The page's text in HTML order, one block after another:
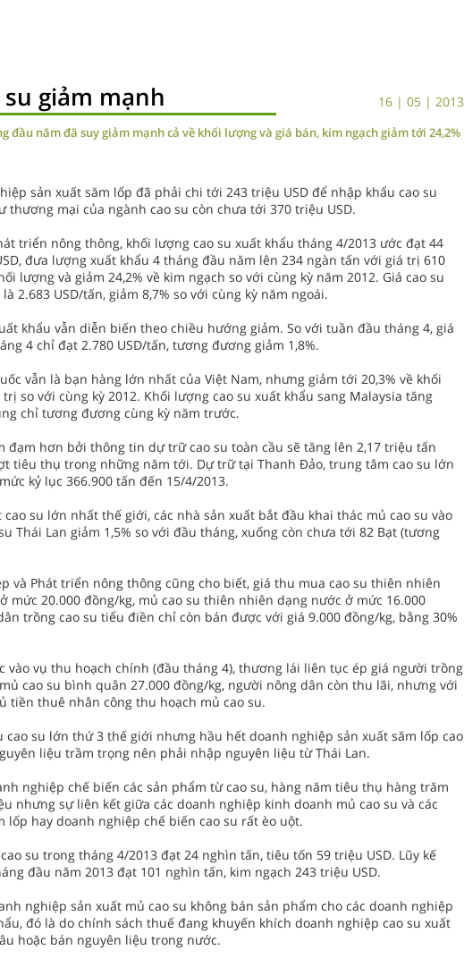
giảm mạnh 16 | 05 | 2013
đầu năm đã suy giảm mạnh cả về khối lượng và giá bán, kim ngạch giảm tới 24,2%
sản xuất săm lốp đã phải chi tới 243 triệu USD để nhập khẩu cao su
thương mại của ngành cao su còn chưa tới 370 triệu USD.
triển nông thông, khối lượng cao su xuất khẩu tháng 4/2013 ước đạt 44
đưa lượng xuất khẩu 4 tháng đầu năm lên 234 ngàn tấn với giá trị 610
lượng và giảm 24,2% về kim ngạch so với cùng kỳ năm 2012. Giá cao su
2.683 USD/tấn, giảm 8,7% so với cùng kỳ năm ngoái.
khẩu vẫn diễn biến theo chiều hướng giảm. So với tuần đầu tháng 4, giá
4 chỉ đạt 2.780 USD/tấn, tương đương giảm 1,8%.
vẫn là bạn hàng lớn nhất của Việt Nam, nhưng giảm tới 20,3% về khối
so với cùng kỳ 2012. Khối lượng cao su xuất khẩu sang Malaysia tăng
chỉ tương đương cùng kỳ năm trước.
đạm hơn bởi thông tin dự trữ cao su toàn cầu sẽ tăng lên 2,17 triệu tấn
tiêu thụ trong những năm tới. Dự trữ tại Thanh Đảo, trung tâm cao su lớn
kỷ lục 366.900 tấn đến 15/4/2013.
cao su lớn nhất thế giới, các nhà sản xuất bắt đầu khai thác mủ cao su vào
Thái Lan giảm 1,5% so với đầu tháng, xuống còn chưa tới 82 Bạt (tương
và Phát triển nông thông cũng cho biết, giá thu mua cao su thiên nhiên
mức 20.000 đồng/kg, mủ cao su thiên nhiên dạng nước ở mức 16.000
trồng cao su tiểu điền chỉ còn bán được với giá 9.000 đồng/kg, bằng 30%
vào vụ thu hoạch chính (đầu tháng 4), thương lái liên tục ép giá người trồng
cao su bình quân 27.000 đồng/kg, người nông dân còn thu lãi, nhưng với
tiền thuê nhân công thu hoạch mủ cao su.
cao su lớn thứ 3 thế giới nhưng hầu hết doanh nghiệp sản xuất săm lốp cao
liệu trầm trọng nên phải nhập nguyên liệu từ Thái Lan.
nghiệp chế biến các sản phẩm từ cao su, hàng năm tiêu thụ hàng trăm
nhưng sự liên kết giữa các doanh nghiệp kinh doanh mủ cao su và các
lốp hay doanh nghiệp chế biến cao su rất èo uột.
su trong tháng 4/2013 đạt 24 nghìn tấn, tiêu tốn 59 triệu USD. Lũy kế
đầu năm 2013 đạt 101 nghìn tấn, kim ngạch 243 triệu USD.
nghiệp sản xuất mủ cao su không bán sản phẩm cho các doanh nghiệp
đó là do chính sách thuế đang khuyến khích doanh nghiệp cao su xuất
hoặc bán nguyên liệu trong nước.